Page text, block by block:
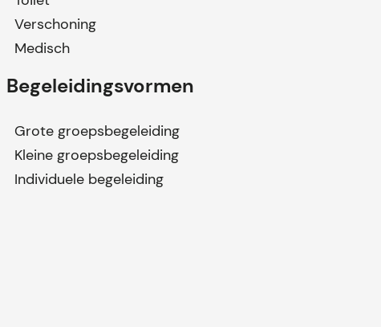
Verschoning
Medisch
Begeleidingsvormen
Grote groepsbegeleiding
Kleine groepsbegeleiding
Individuele begeleiding